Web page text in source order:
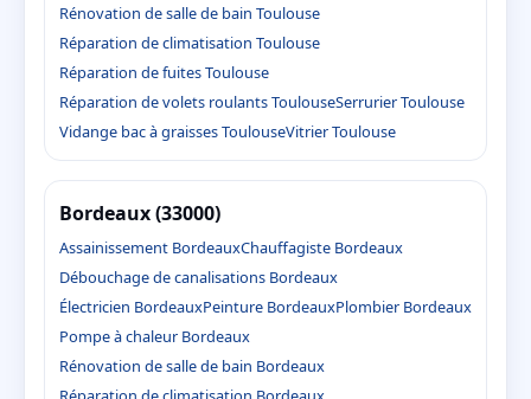
Rénovation de salle de bain Toulouse
Réparation de climatisation Toulouse
Réparation de fuites Toulouse
Réparation de volets roulants ToulouseSerrurier Toulouse
Vidange bac à graisses ToulouseVitrier Toulouse
Bordeaux (33000)
Assainissement BordeauxChauffagiste Bordeaux
Débouchage de canalisations Bordeaux
Électricien BordeauxPeinture BordeauxPlombier Bordeaux
Pompe à chaleur Bordeaux
Rénovation de salle de bain Bordeaux